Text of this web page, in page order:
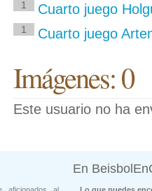
1 Cuarto juego
1 Cuarto juego
Imágenes: 0
Este usuario no ha
En